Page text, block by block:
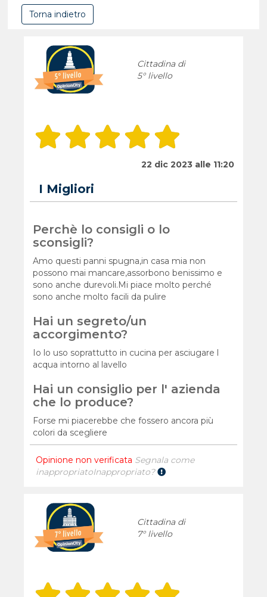
Torna indietro
Cittadina di
5° livello
22 dic 2023 alle 11:20
I Migliori
Perchè lo consigli o lo
sconsigli?
Amo questi panni spugna,in casa mia non
possono mai mancare,assorbono benissimo e
sono anche durevoli.Mi piace molto perché
sono anche molto facili da pulire
Hai un segreto/un
accorgimento?
Io lo uso soprattutto in cucina per asciugare l
acqua intorno al lavello
Hai un consiglio per l' azienda
che lo produce?
Forse mi piacerebbe che fossero ancora più
colori da scegliere
Opinione non verificata Segnala come
inappropriatoInappropriato?
Cittadina di
7° livello